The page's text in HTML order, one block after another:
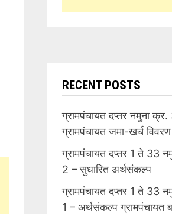
RECENT POSTS
ग्रामपंचायत दप्तर नमुना
ग्रामपंचायत जमा-खर्च विवरण
ग्रामपंचायत दप्तर 1 ते 33
2 – सुधारित अर्थसंकल्प
ग्रामपंचायत दप्तर 1 ते 33
1 – अर्थसंकल्प ग्रामपंचायत